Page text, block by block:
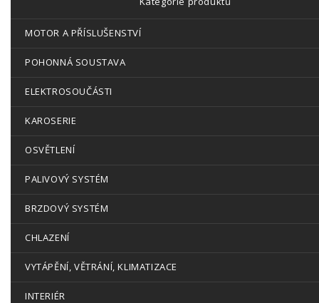
MOTOR A PŘÍSLUŠENSTVÍ
POHONNÁ SOUSTAVA
ELEKTROSOUČÁSTI
KAROSERIE
OSVĚTLENÍ
PALIVOVÝ SYSTÉM
BRZDOVÝ SYSTÉM
CHLAZENÍ
VYTÁPĚNÍ, VĚTRÁNÍ, KLIMATIZACE
INTERIÉR